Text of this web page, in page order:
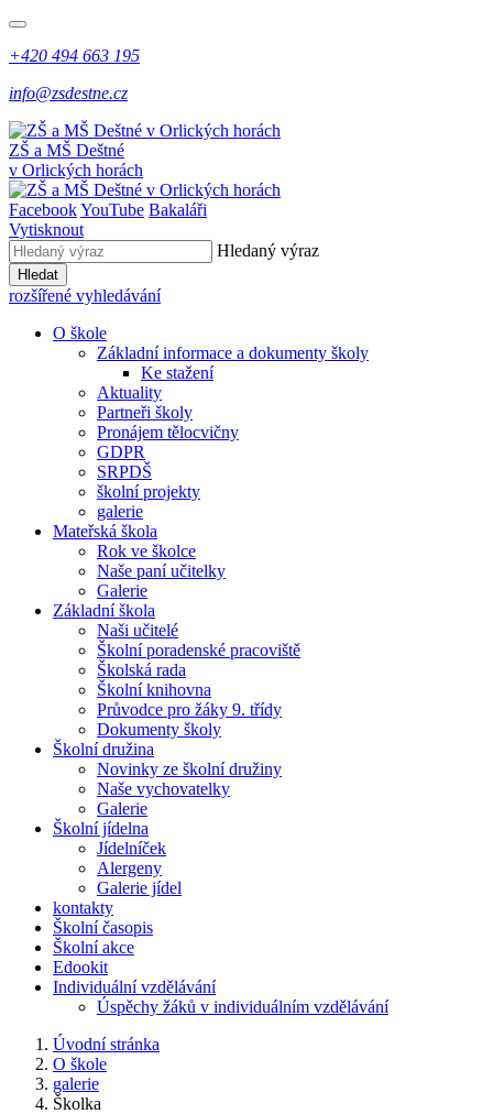
+420 494 663 195
info@zsdestne.cz
ZŠ a MŠ Deštné
v Orlických horách
FacebookYouTube Bakaláři
Vytisknout
Hledaný výraz
Hledat
rozšířené vyhledávání
O škole
Základní informace a dokumenty školy
Ke stažení
Aktuality
Partneři školy
Pronájem tělocvičny
GDPR
SRPDŠ
školní projekty
galerie
Mateřská škola
Rok ve školce
Naše paní učitelky
Galerie
Základní škola
Naši učitelé
Školní poradenské pracoviště
Školská rada
Školní knihovna
Průvodce pro žáky 9. třídy
Dokumenty školy
Školní družina
Novinky ze školní družiny
Naše vychovatelky
Galerie
Školní jídelna
Jídelníček
Alergeny
Galerie jídel
kontakty
Školní časopis
Školní akce
Edookit
Individuální vzdělávání
Úspěchy žáků v individuálním vzdělávání
Úvodní stránka
O škole
galerie
Školka